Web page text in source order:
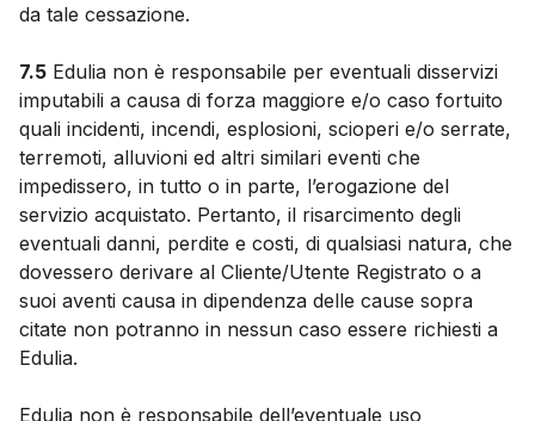
da tale cessazione.
7.5 Edulia non è responsabile per eventuali disservizi
imputabili a causa di forza maggiore e/o caso fortuito
quali incidenti, incendi, esplosioni, scioperi e/o serrate,
terremoti, alluvioni ed altri similari eventi che
impedissero, in tutto o in parte, l’erogazione del
servizio acquistato. Pertanto, il risarcimento degli
eventuali danni, perdite e costi, di qualsiasi natura, che
dovessero derivare al Cliente/Utente Registrato o a
suoi aventi causa in dipendenza delle cause sopra
citate non potranno in nessun caso essere richiesti a
Edulia.
Edulia non è responsabile dell’eventuale uso